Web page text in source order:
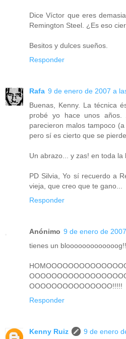
Dice Víctor que eres
Remington Steel. ¿Es eso
Besitos y dulces sueños.
Responder
Rafa 9 de enero de 2007 a
Buenas, Kenny. La técnica
probé yo hace unos
parecieron malos tampoco
pero sí es cierto que se
Un abrazo... y zas! en toda la
PD Silvia, Yo sí recuerdo a
vieja, que creo que te gano...
Responder
Anónimo 9 de enero de
tienes un
OOOOOOOOOOOOOOO!!!!!
Responder
Kenny Ruiz
9 de enero